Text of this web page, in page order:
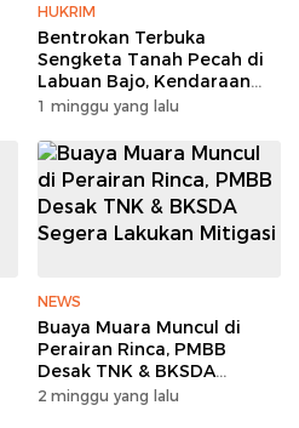
HUKRIM
Bentrokan Terbuka
Sengketa Tanah Pecah di
Labuan Bajo, Kendaraan
dan Pondok Dibakar
1 minggu yang lalu
NEWS
Buaya Muara Muncul di
Perairan Rinca, PMBB
Desak TNK & BKSDA
Segera Lakukan Mitigasi
2 minggu yang lalu